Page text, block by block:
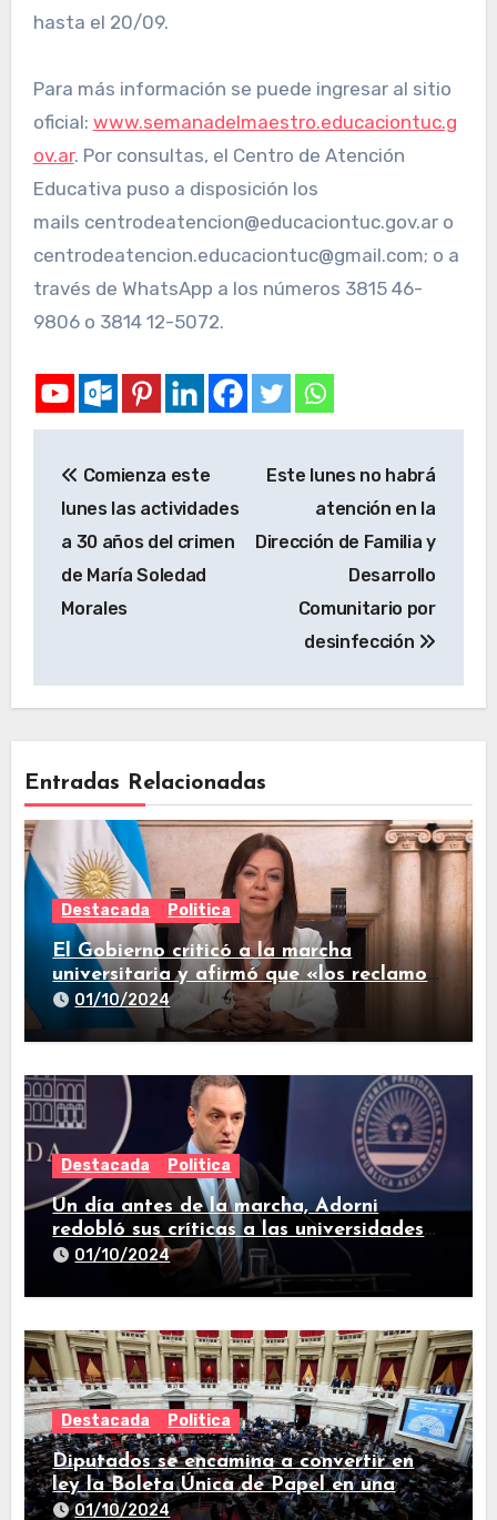
hasta el 20/09.
Para más información se puede ingresar al sitio
oficial: www.semanadelmaestro.educaciontuc.g
ov.ar. Por consultas, el Centro de Atención
Educativa puso a disposición los
mails centrodeatencion@educaciontuc.gov.ar o
centrodeatencion.educaciontuc@gmail.com; o a
través de WhatsApp a los números 3815 46-
9806 o 3814 12-5072.
Comienza este
lunes las actividades
a 30 años del crimen
de María Soledad
Morales
Este lunes no habrá
atención en la
Dirección de Familia y
Desarrollo
Comunitario por
desinfección
Entradas Relacionadas
Destacada Politica
El Gobierno criticó a la marcha
universitaria y afirmó que «los reclamos
están todos resueltos»
01/10/2024
Destacada Politica
Un día antes de la marcha, Adorni
redobló sus críticas a las universidades
nacionales
01/10/2024
Destacada Politica
Diputados se encamina a convertir en
ley la Boleta Única de Papel en una
larga sesión
01/10/2024